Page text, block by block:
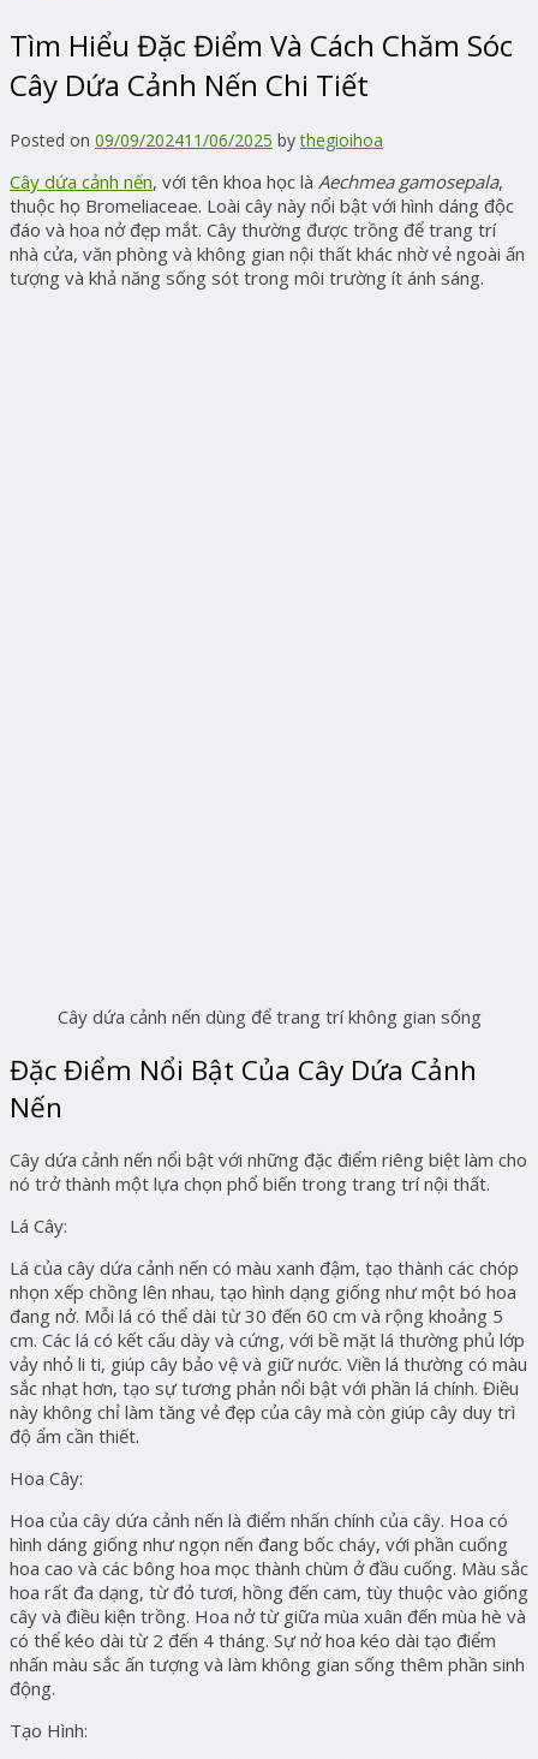
Tìm Hiểu Đặc Điểm Và Cách Chăm Sóc
Cây Dứa Cảnh Nến Chi Tiết
Posted on 09/09/202411/06/2025 bythegioihoa
Cây dứa cảnh nến, với tên khoa học là Aechmea gamosepala,
thuộc họ Bromeliaceae. Loài cây này nổi bật với hình dáng độc
đáo và hoa nở đẹp mắt. Cây thường được trồng để trang trí
nhà cửa, văn phòng và không gian nội thất khác nhờ vẻ ngoài ấn
tượng và khả năng sống sót trong môi trường ít ánh sáng.
Cây dứa cảnh nến dùng để trang trí không gian sống
Đặc Điểm Nổi Bật Của Cây Dứa Cảnh
Nến
Cây dứa cảnh nến nổi bật với những đặc điểm riêng biệt làm cho
nó trở thành một lựa chọn phổ biến trong trang trí nội thất.
Lá Cây:
Lá của cây dứa cảnh nến có màu xanh đậm, tạo thành các chóp
nhọn xếp chồng lên nhau, tạo hình dạng giống như một bó hoa
đang nở. Mỗi lá có thể dài từ 30 đến 60 cm và rộng khoảng 5
cm. Các lá có kết cấu dày và cứng, với bề mặt lá thường phủ lớp
vảy nhỏ li ti, giúp cây bảo vệ và giữ nước. Viền lá thường có màu
sắc nhạt hơn, tạo sự tương phản nổi bật với phần lá chính. Điều
này không chỉ làm tăng vẻ đẹp của cây mà còn giúp cây duy trì
độ ẩm cần thiết.
Hoa Cây:
Hoa của cây dứa cảnh nến là điểm nhấn chính của cây. Hoa có
hình dáng giống như ngọn nến đang bốc cháy, với phần cuống
hoa cao và các bông hoa mọc thành chùm ở đầu cuống. Màu sắc
hoa rất đa dạng, từ đỏ tươi, hồng đến cam, tùy thuộc vào giống
cây và điều kiện trồng. Hoa nở từ giữa mùa xuân đến mùa hè và
có thể kéo dài từ 2 đến 4 tháng. Sự nở hoa kéo dài tạo điểm
nhấn màu sắc ấn tượng và làm không gian sống thêm phần sinh
động.
Tạo Hình: